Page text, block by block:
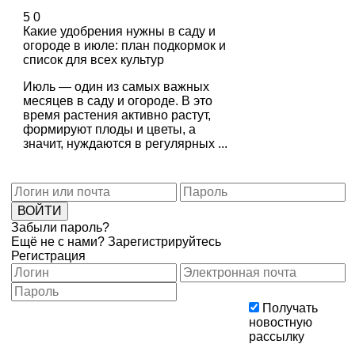
5 0
Какие удобрения нужны в саду и
огороде в июле: план подкормок и
список для всех культур
Июль — один из самых важных
месяцев в саду и огороде. В это
время растения активно растут,
формируют плоды и цветы, а
значит, нуждаются в регулярных ...
Забыли пароль?
Ещё не с нами? Зарегистрируйтесь
Регистрация
Получать
новостную
рассылку